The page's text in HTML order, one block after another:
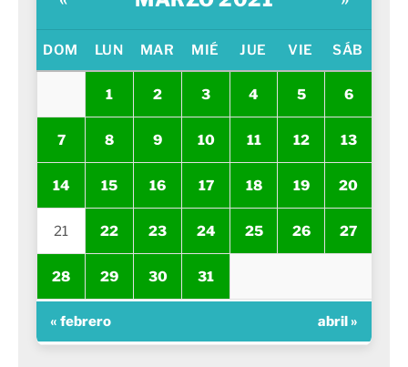
DOM LUN MAR MIÉ JUE VIE SÁB
1 2 3 4 5 6
7 8 9 10 11 12 13
14 15 16 17 18 19 20
21 22 23 24 25 26 27
28 29 30 31
« febrero abril »